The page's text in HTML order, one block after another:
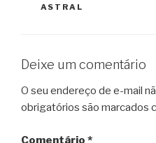
ASTRAL
Deixe um comentário
O seu endereço de e-mail
obrigatórios são marcados
Comentário *